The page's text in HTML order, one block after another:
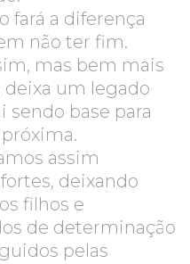
fará a diferença
não ter fim.
mas bem mais
deixa um legado
sendo base para
assim
deixando
filhos e
de determinação
pelas